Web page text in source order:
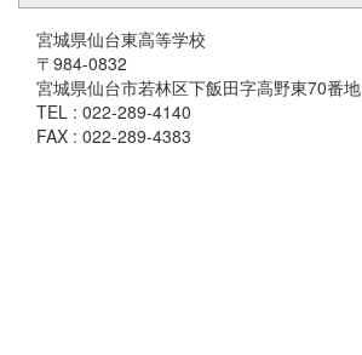
宮城県仙台東高等学校
〒984-0832
宮城県仙台市若林区下飯田字高野東70番地
TEL : 022-289-4140
FAX : 022-289-4383